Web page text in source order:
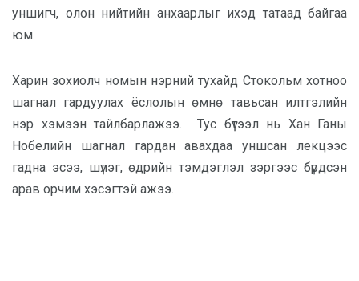
уншигч, олон нийтийн анхаарлыг ихэд татаад байгаа
юм.
Харин зохиолч номын нэрний тухайд Стокольм хотноо
шагнал гардуулах ёслолын өмнө тавьсан илтгэлийн
нэр хэмээн тайлбарлажээ. Тус бүтээл нь Хан Ганы
Нобелийн шагнал гардан авахдаа уншсан лекцээс
гадна эсээ, шүлэг, өдрийн тэмдэглэл зэргээс бүрдсэн
арав орчим хэсэгтэй ажээ.